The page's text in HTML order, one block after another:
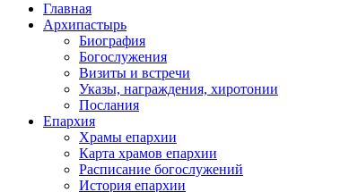
Главная
Архипастырь
Биография
Богослужения
Визиты и встречи
Указы, награждения, хиротонии
Послания
Епархия
Храмы епархии
Карта храмов епархии
Расписание богослужений
История епархии